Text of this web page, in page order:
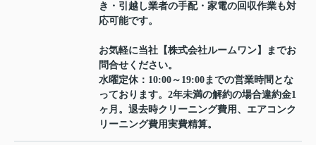
き・引越し業者の手配・家電の回収作業も対
応可能です。
お気軽に当社【株式会社ルームワン】までお
問合せください。
水曜定休：10:00～19:00までの営業時間とな
っております。2年未満の解約の場合違約金1
ヶ月。退去時クリーニング費用、エアコンク
リーニング費用実費精算。